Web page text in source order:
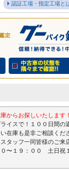
認証工場・指定工場と
からお探しいたします！
イスで！１００日間の
在庫も是非ご相談くだ
タッフ一同皆様のご来
〜１９：００ 土日祝